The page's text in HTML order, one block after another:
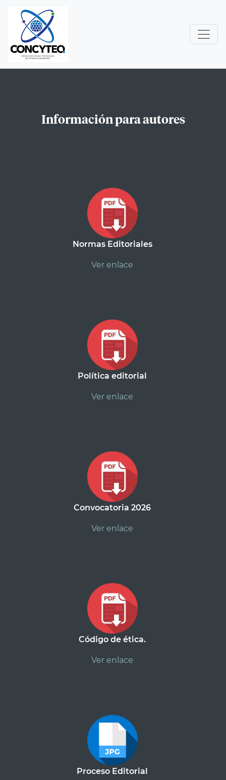
Información para autores
Normas Editoriales
Ver enlace
Política editorial
Ver enlace
Convocatoria 2026
Ver enlace
Código de ética.
Ver enlace
Proceso Editorial